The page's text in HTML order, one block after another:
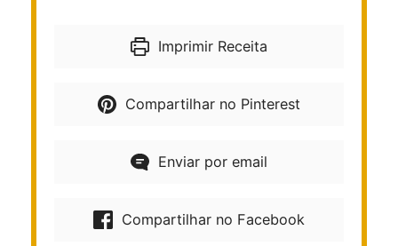
Imprimir Receita
Compartilhar no Pinterest
Enviar por email
Compartilhar no Facebook